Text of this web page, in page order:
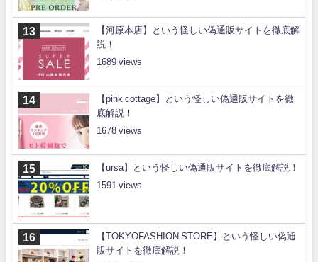
【河原本店】という怪しい偽通販サイトを徹底解
説！
1689
【pink cottage】という怪しい偽通販サイトを徹
底解説！
1678
【ursa】という怪しい偽通販サイトを徹底解説！
1591
【TOKYOFASHION STORE】という怪しい偽通
販サイトを徹底解説！